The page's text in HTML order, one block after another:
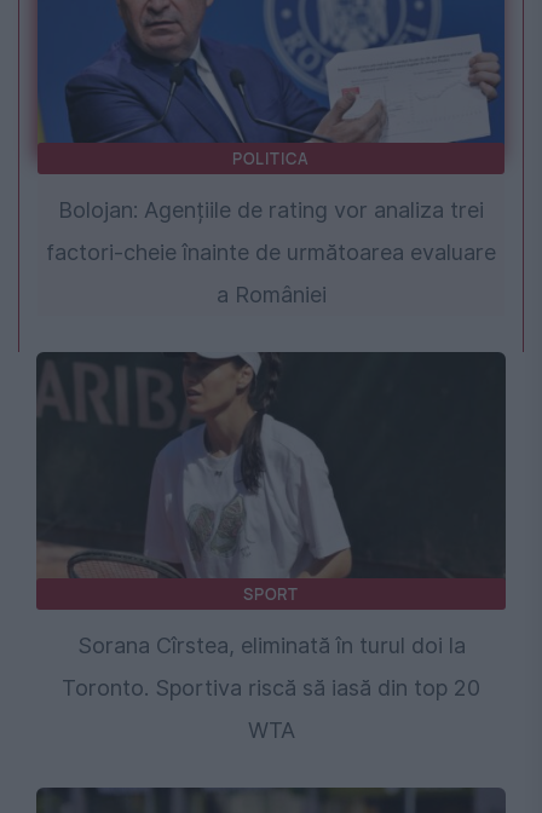
POLITICA
Bolojan: Agențiile de rating vor analiza trei
factori-cheie înainte de următoarea evaluare
a României
SPORT
Sorana Cîrstea, eliminată în turul doi la
Toronto. Sportiva riscă să iasă din top 20
WTA